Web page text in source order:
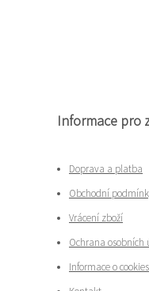
Informace pro
Doprava a platba
Obchodní
Vrácení zboží
Ochrana osobních
Informace o cookies